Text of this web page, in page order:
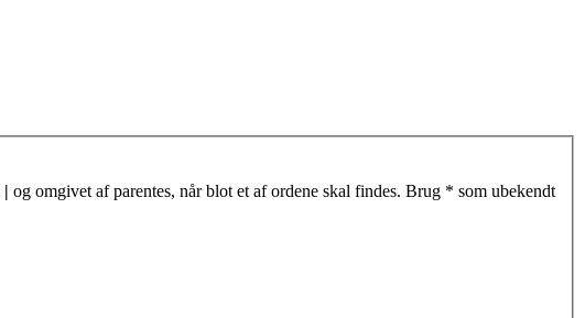
| og omgivet af parentes, når blot et af ordene skal findes. Brug * som ubekendt